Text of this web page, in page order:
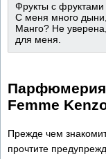
Фрукты с фруктами
С меня много дыни,
Манго? Не
для меня.
Парфюмерия
Femme
Прежде чем
прочтите